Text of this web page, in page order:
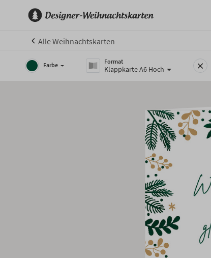
Alle Weihnachtskarten
Farbe
Format
Klappkarte A6 Hoch